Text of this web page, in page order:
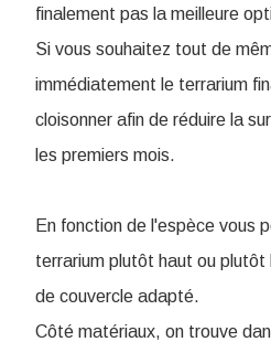
finalement pas la meilleure
Si vous souhaitez tout de
immédiatement le terrarium
cloisonner afin de réduire la
les premiers mois.
En fonction de l'espèce vous
terrarium plutôt haut ou
de couvercle adapté.
Côté matériaux, on trouve